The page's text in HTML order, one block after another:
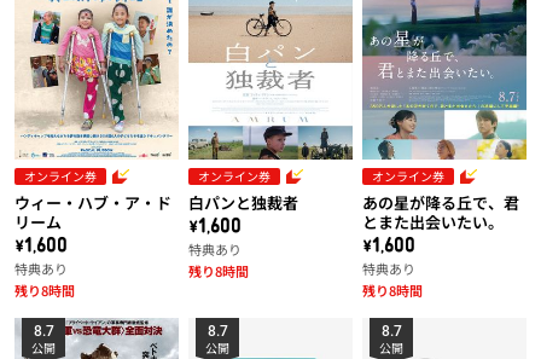
オンライン券
ウィー・ハブ・ア・ド
リーム
\1,600
特典あり
残り8時間
オンライン券
白パンと独裁者
\1,600
特典あり
残り8時間
オンライン券
あの星が降る丘で、君
とまた出会いたい。
\1,600
特典あり
残り8時間
8.7
公開
8.7
公開
8.7
公開